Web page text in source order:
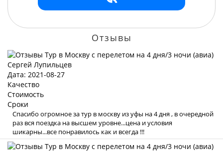
Отзывы
Сергей Лупильцев
Дата: 2021-08-27
Качество
Стоимость
Сроки
Спасибо огромное за тур в москву из уфы на 4 дня , в очередной
раз вся поездка на высшем уровне...цена и условия
шикарны...все понравилось как и всегда !!!